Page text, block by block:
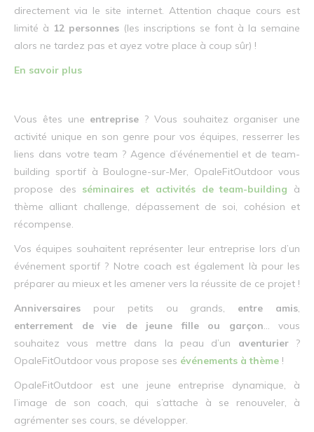
directement via le site internet. Attention chaque cours est
limité à 12 personnes (les inscriptions se font à la semaine
alors ne tardez pas et ayez votre place à coup sûr) !
En savoir plus
Vous êtes une entreprise ? Vous souhaitez organiser une
activité unique en son genre pour vos équipes, resserrer les
liens dans votre team ? Agence d’événementiel et de team-
building sportif à Boulogne-sur-Mer, OpaleFitOutdoor vous
propose des séminaires et activités de team-building à
thème alliant challenge, dépassement de soi, cohésion et
récompense.
Vos équipes souhaitent représenter leur entreprise lors d’un
événement sportif ? Notre coach est également là pour les
préparer au mieux et les amener vers la réussite de ce projet !
Anniversaires pour petits ou grands, entre amis,
enterrement de vie de jeune fille ou garçon… vous
souhaitez vous mettre dans la peau d’un aventurier?
OpaleFitOutdoor vous propose ses événements à thème !
OpaleFitOutdoor est une jeune entreprise dynamique, à
l’image de son coach, qui s’attache à se renouveler, à
agrémenter ses cours, se développer.